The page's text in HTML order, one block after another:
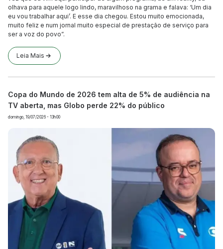
olhava para aquele logo lindo, maravilhoso na grama e falava: ‘Um dia
eu vou trabalhar aqui’. E esse dia chegou. Estou muito emocionada,
muito feliz e num jornal muito especial de prestação de serviço para
ser a voz do povo”.
Leia Mais
Copa do Mundo de 2026 tem alta de 5% de audiência na
TV aberta, mas Globo perde 22% do público
domingo, 19/07/2026 - 13h00